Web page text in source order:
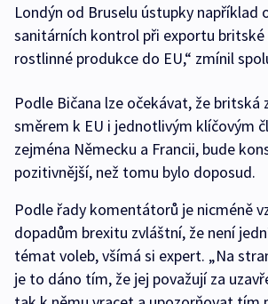
Londýn od Bruselu ústupky například
sanitárních kontrol při exportu britské
rostlinné produkce do EU,“ zmínil
Podle Bičana lze očekávat, že britská
směrem k EU i jednotlivým klíčovým
zejména Německu a Francii, bude
pozitivnější, než tomu bylo doposud.
Podle řady komentátorů je nicméně
dopadům brexitu zvláštní, že není
témat voleb, všímá si expert. „Na
je to dáno tím, že jej považují za